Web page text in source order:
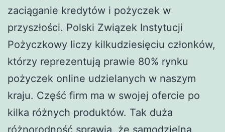
zaciąganie kredytów i pożyczek w
przyszłości. Polski Związek Instytucji
Pożyczkowy liczy kilkudziesięciu członków,
którzy reprezentują prawie 80% rynku
pożyczek online udzielanych w naszym
kraju. Część firm ma w swojej ofercie po
kilka różnych produktów. Tak duża
różnorodność sprawia, że samodzielna